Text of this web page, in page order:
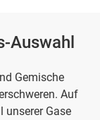
Auswahl
Gemische
Auf
unserer Gase